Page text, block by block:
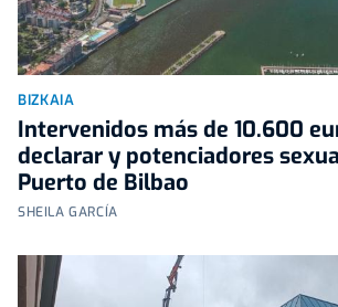
BIZKAIA
Intervenidos más de 10.600
declarar y potenciadores
Puerto de Bilbao
SHEILA GARCÍA